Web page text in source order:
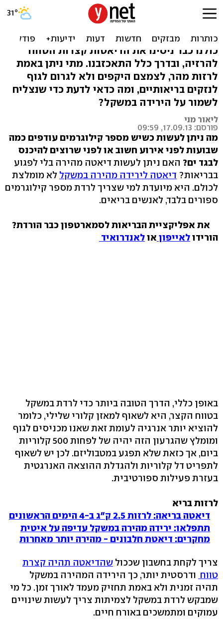
דיאטה אקספרס: איך להוריד 2
קילו באופן בריא
כולנו כבר ניסינו את הדיאטות קצרות הטווח
להרזיה, ובדרך כלל התאכזבנו. מתי ניתן באמת
לרזות מהר, לצמצם היקפים ולא לגרום לגוף
לנזקים בריאותיים, ומה כדאי לדעת כדי שנצליח
לשמור על הירידה במשקל?
ליאור מני
פורסם: 17.09.13, 09:59
מה ניתן לעשות כשיש מספר קילוגרמים עודפים כמה
שבועות לפני אירוע חשוב או לפני שרוצים להיכנס
לבגד ים? האם ניתן לעשות דיאטה מהירה בלי לפגוע
בבריאות? דיאטה לירידה מהירה במשקל לא מומלצת
לכולם. היא מיועדת למי שצריך לרדת מספר קילוגרמים
ספורים בלבד, לאנשים בריאים.
את אפליקציית הבריאות לסמארטפון כבר הורדת?
הורידולאייפון אולאנדרואיד
באופן כללי, הדרך הטובה ביותר כדי לרדת במשקל
בטווח הקצר, היא לשאוף למאזן קלורי שלילי, כלומר
להוציא יותר אנרגיה לעומת זאת שאנו מכניסים לגוף
ומומלץ שהגרעון הזה יהיה של לפחות 500 קלוריות
ביום, אך כזאת שלא תפגע במטבוליזם. לכן יש לשאוף
לתפריט דל קלוריות ולהגדלת ההוצאה האנרגטית
בעזרת פעילות ספורטיבית.
לרזות בריא
דיאטה בריאה: לרזות 2.5 ק"ג ב-4 הימים הראשונים
תתפלאו: ירידה מהירה במשקל עדיפה על איטית
מחקרים: דיאטת חלבונים - מהירה יותר מאחרות
צריך לקחת בחשבון שככול שהדיאטה תהיה קצרת
טווח ודרסטית יותר, כך הירידה המהירה במשקל
תהיה זמנית ולא באמת תחזיק מעמד לאורך זמן. כל מי
שמבקש לרדת במשקל לצמיתות צריך לעשות שינויים
עמוקים ומתמשכים באורח חיים.